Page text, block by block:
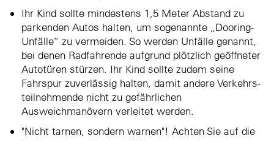
Ihr Kind sollte mindestens 1,5 Meter Abstand zu
parkenden Autos halten, um sogenannte „Dooring-
Unfälle“ zu vermeiden. So werden Unfälle genannt,
bei denen Radfahrende aufgrund plötzlich geöffneter
Autotüren stürzen. Ihr Kind sollte zudem seine
Fahrspur zuverlässig halten, damit andere Verkehrs­
teilnehmende nicht zu gefährlichen
Ausweichmanövern verleitet werden.
"Nicht tarnen, sondern warnen"! Achten Sie auf die